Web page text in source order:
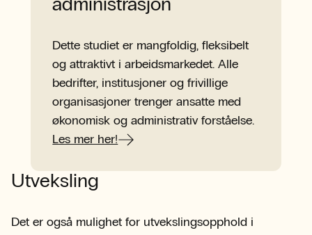
Dette studiet er mangfoldig, fleksibelt
og attraktivt i arbeidsmarkedet. Alle
bedrifter, institusjoner og frivillige
organisasjoner trenger ansatte med
økonomisk og administrativ forståelse.
Les mer her!
Utveksling
Det er også mulighet for utvekslingsopphold i